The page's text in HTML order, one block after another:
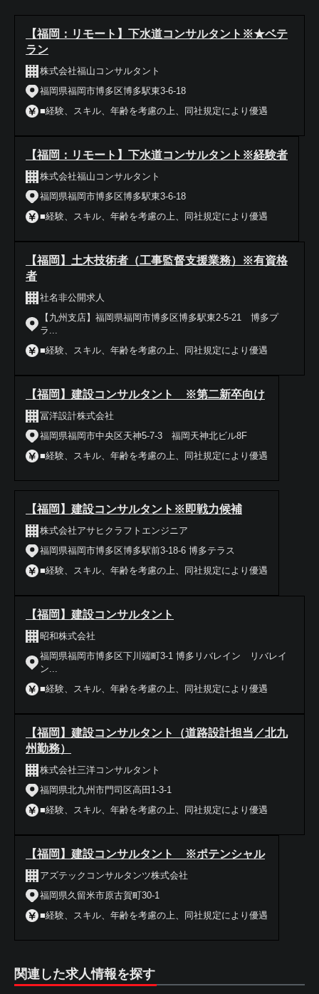
【福岡：リモート】下水道コンサルタント※★ベテ
ラン
株式会社福山コンサルタント
福岡県福岡市博多区博多駅東3-6-18
■経験、スキル、年齢を考慮の上、同社規定により優遇
【福岡：リモート】下水道コンサルタント※経験者
株式会社福山コンサルタント
福岡県福岡市博多区博多駅東3-6-18
■経験、スキル、年齢を考慮の上、同社規定により優遇
【福岡】土木技術者（工事監督支援業務）※有資格
者
社名非公開求人
【九州支店】福岡県福岡市博多区博多駅東2-5-21 博多プ
ラ...
■経験、スキル、年齢を考慮の上、同社規定により優遇
【福岡】建設コンサルタント ※第二新卒向け
冨洋設計株式会社
福岡県福岡市中央区天神5-7-3 福岡天神北ビル8F
■経験、スキル、年齢を考慮の上、同社規定により優遇
【福岡】建設コンサルタント※即戦力候補
株式会社アサヒクラフトエンジニア
福岡県福岡市博多区博多駅前3-18-6 博多テラス
■経験、スキル、年齢を考慮の上、同社規定により優遇
【福岡】建設コンサルタント
昭和株式会社
福岡県福岡市博多区下川端町3-1 博多リバレイン リバレイ
ン...
■経験、スキル、年齢を考慮の上、同社規定により優遇
【福岡】建設コンサルタント（道路設計担当／北九
州勤務）
株式会社三洋コンサルタント
福岡県北九州市門司区高田1-3-1
■経験、スキル、年齢を考慮の上、同社規定により優遇
【福岡】建設コンサルタント ※ポテンシャル
アズテックコンサルタンツ株式会社
福岡県久留米市原古賀町30-1
■経験、スキル、年齢を考慮の上、同社規定により優遇
関連した求人情報を探す